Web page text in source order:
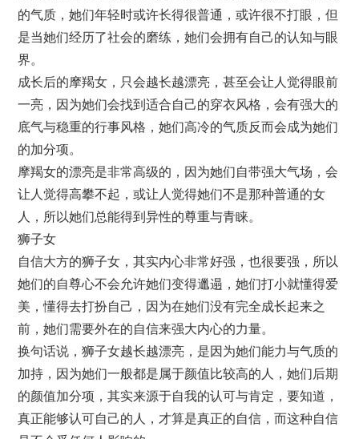
的气质，她们年轻时或许长得很普通，或许很不打眼，但
是当她们经历了社会的磨练，她们会拥有自己的认知与眼
界。
成长后的摩羯女，只会越长越漂亮，甚至会让人觉得眼前
一亮，因为她们会找到适合自己的穿衣风格，会有强大的
底气与稳重的行事风格，她们高冷的气质反而会成为她们
的加分项。
摩羯女的漂亮是非常高级的，因为她们自带强大气场，会
让人觉得高攀不起，或让人觉得她们不是那种普通的女
人，所以她们总能得到异性的尊重与青睐。
狮子女
自信大方的狮子女，其实内心非常好强，也很要强，所以
她们的自尊心不会允许她们变得邋遢，她们打小就懂得爱
美，懂得去打扮自己，因为在她们没有完全成长起来之
前，她们需要外在的自信来强大内心的力量。
换句话说，狮子女越长越漂亮，是因为她们能力与气质的
加持，因为她们一般都是属于颜值比较高的人，她们后期
的颜值加分项，其实来源于自我的认可与肯定，要知道，
真正能够认可自己的人，才算是真正的自信，而这种自信